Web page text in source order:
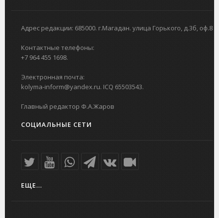
Адрес редакции: 685000. г.Магадан. улица Горького, д.3б, оф.8
Контактные телефоны:
+7 964 455 1698.
Электронная почта:
kolyma-inform@yandex.ru. ICQ 65503543.
Главный редактор Ф.А.Жаров
СОЦИАЛЬНЫЕ СЕТИ
ЕЩЕ...